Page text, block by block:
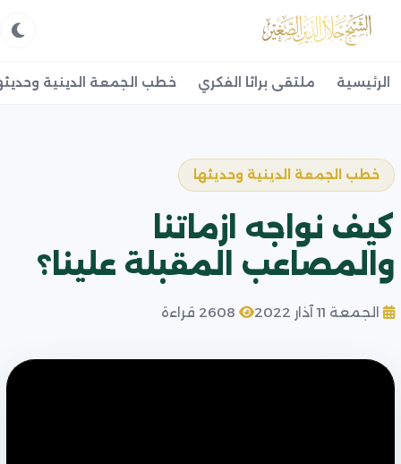
الرئيسية ملتقى براثا الفكري خطب الجمعة الدينية
خطب الجمعة الدينية وحديثها
كيف نواجه ازماتنا
والمصاعب المقبلة علينا؟
الجمعة 11 آذار 2022